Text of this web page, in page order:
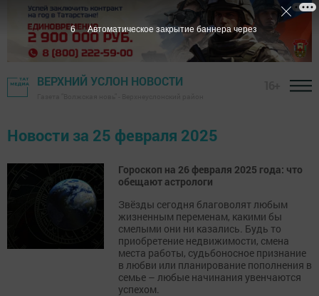
ВЕРХНИЙ УСЛОН НОВОСТИ
Новости за 25 февраля 2025
Гороскоп на 26 февраля 2025 года: что
обещают астрологи
Звёзды сегодня благоволят любым
жизненным переменам, какими бы
смелыми они ни казались. Будь то
приобретение недвижимости, смена
места работы, судьбоносное признание
в любви или планирование пополнения в
семье – любые начинания увенчаются
успехом.
5 Автоматическое закрытие баннера через